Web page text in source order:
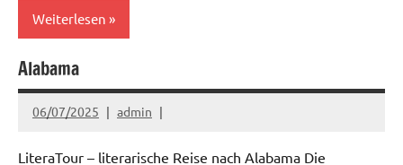
Weiterlesen
Alabama
06/07/2025 admin
LiteraTour – literarische Reise nach Alabama Die